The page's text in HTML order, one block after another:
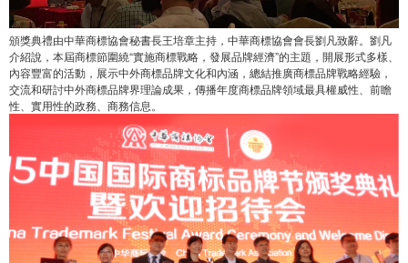
頒獎典禮由中華商標協會秘書長王培章主持，中華商標協會會長劉凡致辭。劉凡
介紹說，本屆商標節圍繞“實施商標戰略，發展品牌經濟”的主題，開展形式多樣、
內容豐富的活動，展示中外商標品牌文化和內涵，總結推廣商標品牌戰略經驗，
交流和研討中外商標品牌界理論成果，傳播年度商標品牌領域最具權威性、前瞻
性、實用性的政務、商務信息。